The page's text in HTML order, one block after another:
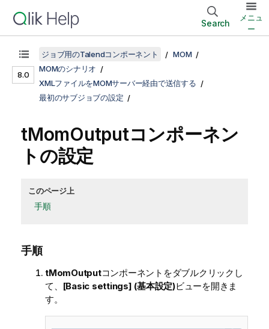
Search
メニュ
ー
8.0
ジョブ用のTalendコンポーネント
MOM
MOMのシナリオ
XMLファイルをMOMサーバー経由で送信する
最初のサブジョブの設定
tMomOutputコンポーネン
トの設定
このページ上
手順
手順
tMomOutputコンポーネントをダブルクリックし
て、 [Basic settings] (基本設定)ビューを開きま
す。